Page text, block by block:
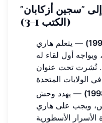
"سجين أزكابان"
(الكتب 1–3)
— يتعلم هاري
أول لقاء له
نُشرت تحت عنوان
— يهدد وحش
ويجب على هاري